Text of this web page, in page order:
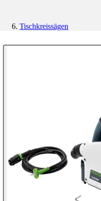
Tischkreissägen